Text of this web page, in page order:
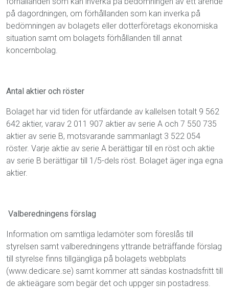
på dagordningen, om förhållanden som kan inverka på
bedömningen av bolagets eller dotterföretags ekonomiska
situation samt om bolagets förhållanden till annat
koncernbolag.
Antal aktier och röster
Bolaget har vid tiden för utfärdande av kallelsen totalt 9 562
642 aktier, varav 2 011 907 aktier av serie A och 7 550 735
aktier av serie B, motsvarande sammanlagt 3 522 054
röster. Varje aktie av serie A berättigar till en röst och aktie
av serie B berättigar till 1/5-dels röst. Bolaget äger inga egna
aktier.
Valberedningens förslag
Information om samtliga ledamöter som föreslås till
styrelsen samt valberedningens yttrande beträffande förslag
till styrelse finns tillgängliga på bolagets webbplats
(www.dedicare.se) samt kommer att sändas kostnadsfritt till
de aktieägare som begär det och uppger sin postadress.